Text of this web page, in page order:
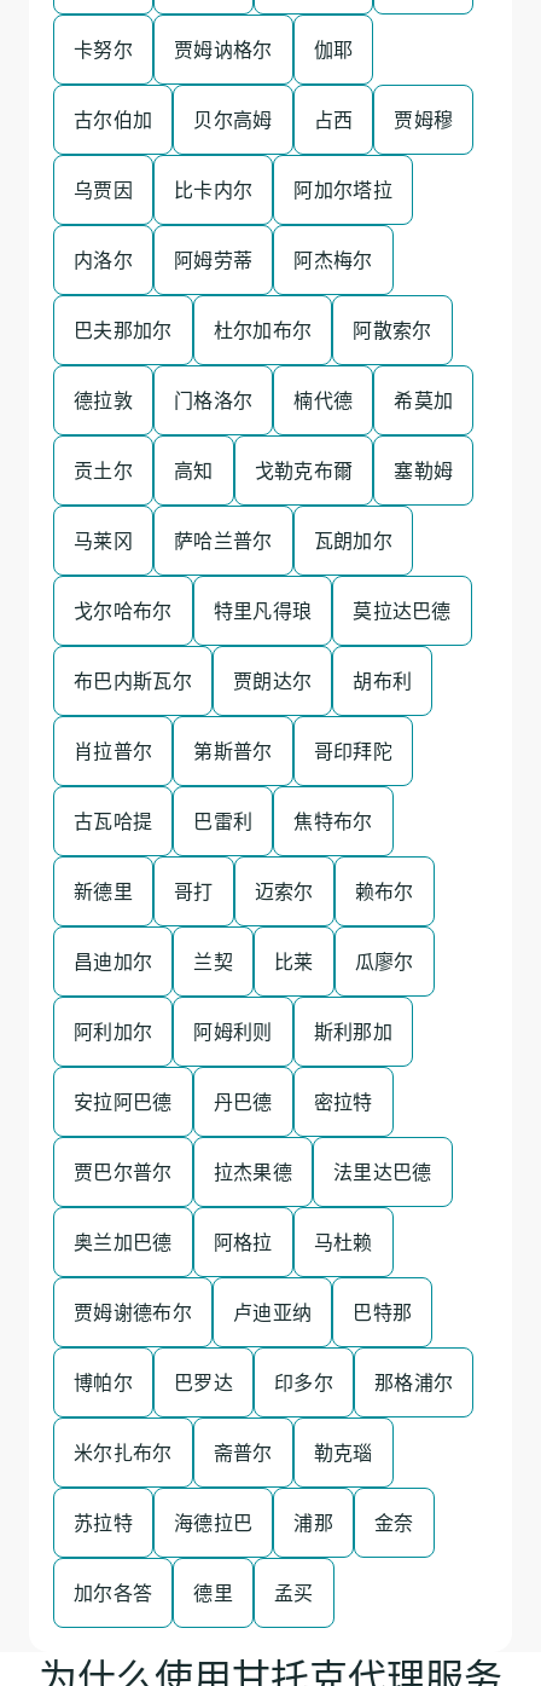
卡努尔 贾姆讷格尔 伽耶
古尔伯加 贝尔高姆 占西 贾姆穆
乌贾因 比卡内尔 阿加尔塔拉
内洛尔 阿姆劳蒂 阿杰梅尔
巴夫那加尔 杜尔加布尔 阿散索尔
德拉敦 门格洛尔 楠代德 希莫加
贡土尔 高知 戈勒克布爾 塞勒姆
马莱冈 萨哈兰普尔 瓦朗加尔
戈尔哈布尔 特里凡得琅 莫拉达巴德
布巴内斯瓦尔 贾朗达尔 胡布利
肖拉普尔 第斯普尔 哥印拜陀
古瓦哈提 巴雷利 焦特布尔
新德里 哥打 迈索尔 赖布尔
昌迪加尔 兰契 比莱 瓜廖尔
阿利加尔 阿姆利则 斯利那加
安拉阿巴德 丹巴德 密拉特
贾巴尔普尔 拉杰果德 法里达巴德
奥兰加巴德 阿格拉 马杜赖
贾姆谢德布尔 卢迪亚纳 巴特那
博帕尔 巴罗达 印多尔 那格浦尔
米尔扎布尔 斋普尔 勒克瑙
苏拉特 海德拉巴 浦那 金奈
加尔各答 德里 孟买